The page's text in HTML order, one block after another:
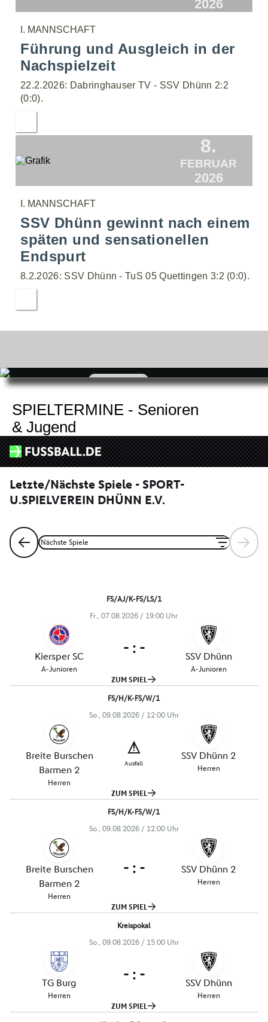
2026
I. MANNSCHAFT
Führung und Ausgleich in der
Nachspielzeit
22.2.2026: Dabringhauser TV - SSV Dhünn 2:2
(0:0).
8.
FEBRUAR
2026
I. MANNSCHAFT
SSV Dhünn gewinnt nach einem
späten und sensationellen
Endspurt
8.2.2026: SSV Dhünn - TuS 05 Quettingen 3:2 (0:0).
zum
SPIELTERMINE - Senioren
& Jugend